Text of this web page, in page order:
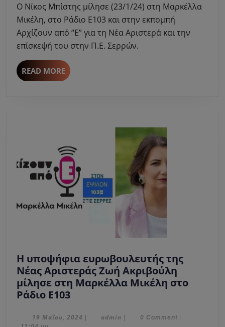
Μαρκέλλα
Μικέλη
για
Νέα
Αριστερά
και
την
Σερρών
Ο Νίκος Μπίστης μίλησε (23/1/24) στη Μαρκέλλα
Μικέλη, στο Ράδιο Ε103 και στην εκπομπή
Αρχίζουν από “Ε” για τη Νέα Αριστερά και την
επίσκεψή του στην Π.Ε. Σερρών.
READ MOREREAD
MORE
Η υποψήφια ευρωβουλευτής της
Νέας Αριστεράς Ζωή Ακριβούλη
μίλησε στη Μαρκέλλα Μικέλη στο
Ράδιο Ε103Η
ευρωβουλευτής
19 Μαΐου, 2024 19| admin admin
| 0 Comment |